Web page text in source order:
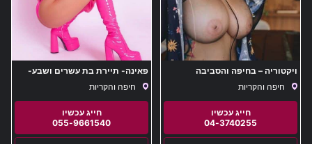
ויקטוריה – בחיפה והסביבה
חיפה והקריות
04-3740255
פאינה- תיירת בת עשרים ושבע-
באור הצפון
חיפה והקריות
055-9661540